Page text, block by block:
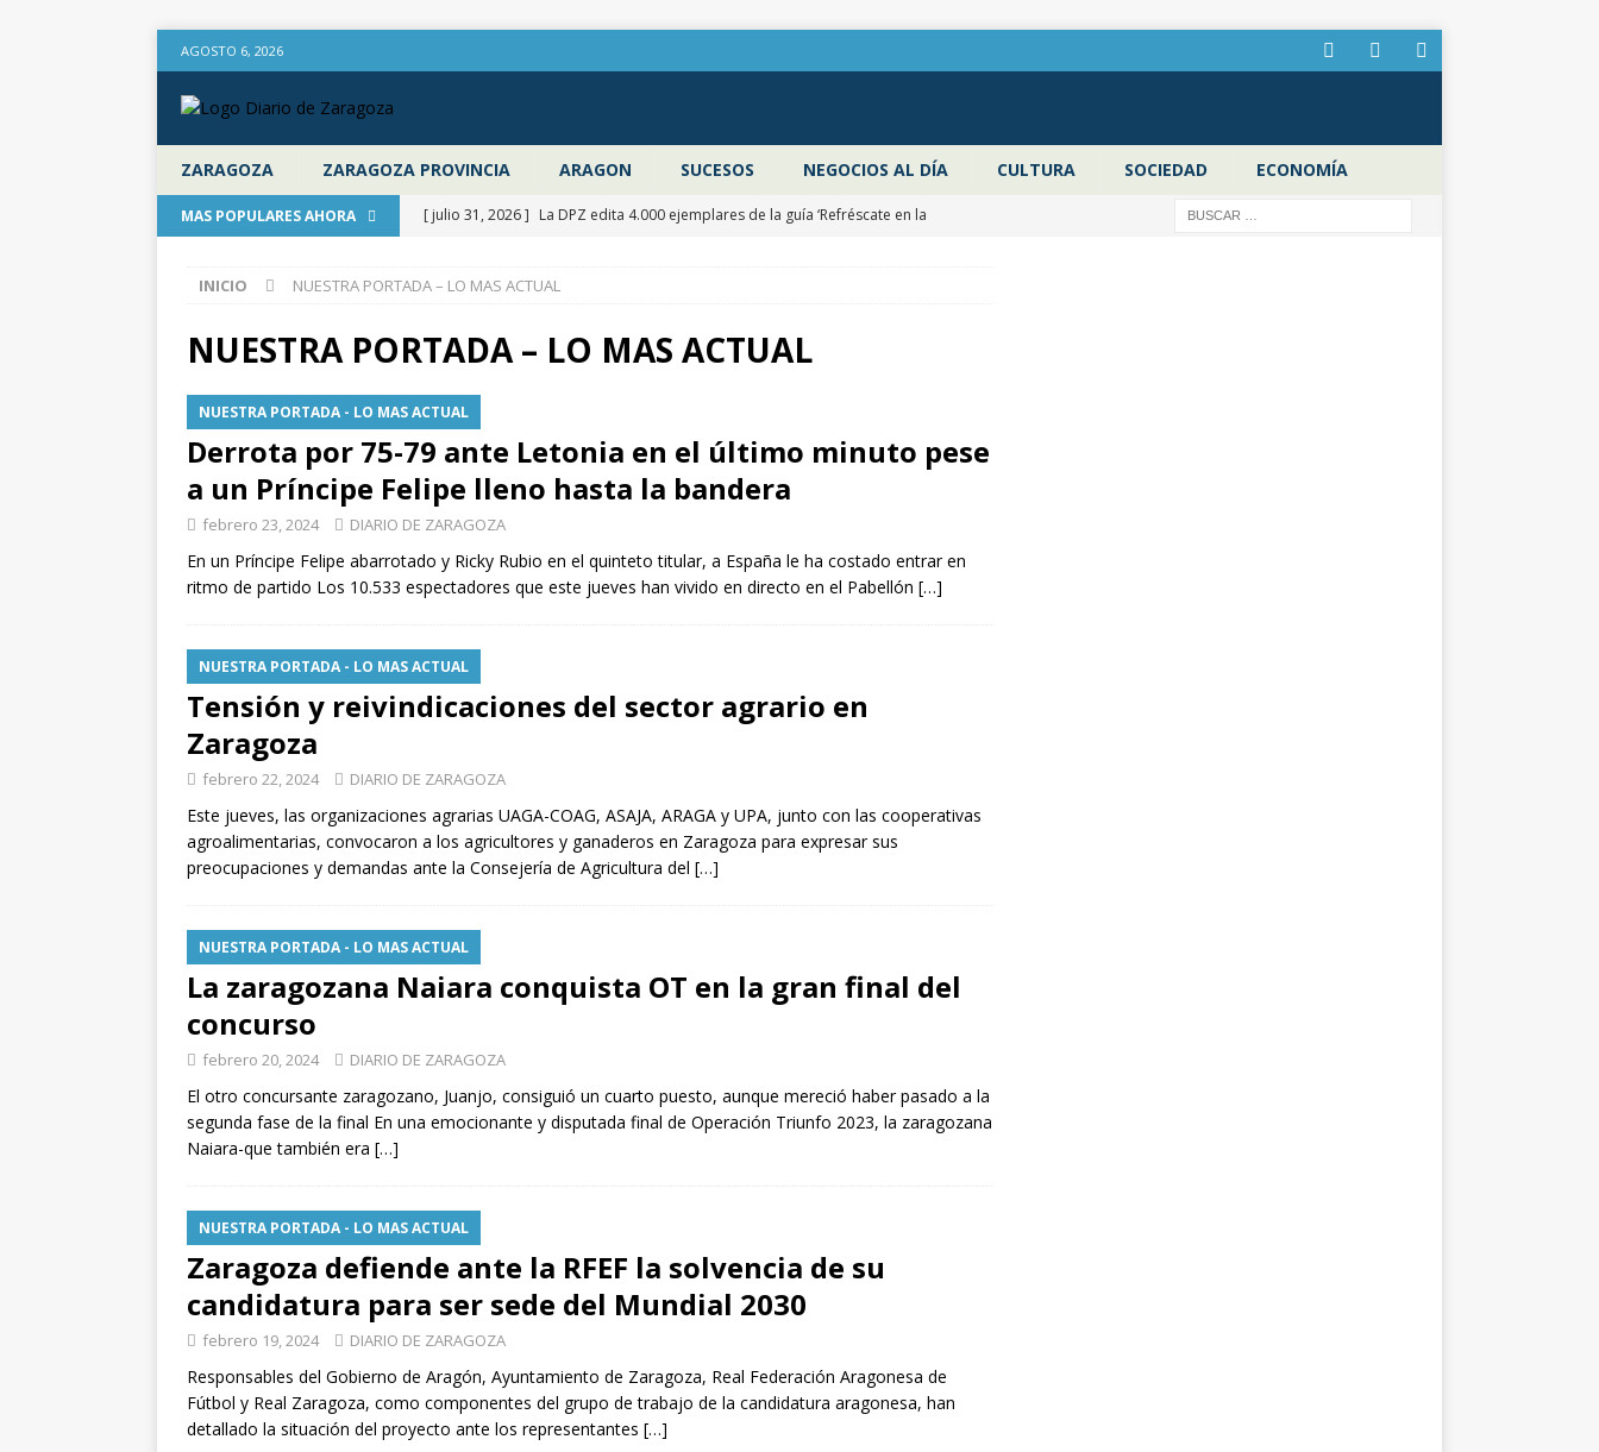
AGOSTO 6, 2026
ZARAGOZA ZARAGOZA PROVINCIA ARAGON SUCESOS NEGOCIOS AL DÍA CULTURA SOCIEDAD ECONOMÍA
MAS POPULARES AHORA [ julio 31, 2026 ] La DPZ edita 4.000 ejemplares de la guía ‘Refréscate en la
aire libre en el verano
[ julio 31, 2026 ]
Pancho Varona abre este sábado el Festival Veruela Verano de la
[ julio 31, 2026 ]
actualiza al IPC las tasas de residuos y abastecimiento de agua
ZARAGOZA
[ julio 31, 2026 ] La Diputación de Zaragoza finaliza la restauración de la capilla
ZARAGOZA PROVINCIA
interceptaron poco después de robar en el interior de más de media docena de
vehículos
ZARAGOZA
INICIO NUESTRA PORTADA – LO MAS ACTUAL
NUESTRA PORTADA – LO MAS ACTUAL
NUESTRA PORTADA - LO MAS ACTUAL
Derrota por 75-79 ante Letonia en el último minuto pese
a un Príncipe Felipe lleno hasta la bandera
febrero 23, 2024 DIARIO DE ZARAGOZA
En un Príncipe Felipe abarrotado y Ricky Rubio en el quinteto titular, a España le ha costado entrar en
ritmo de partido Los 10.533 espectadores que este jueves han vivido en directo en el Pabellón […]
NUESTRA PORTADA - LO MAS ACTUAL
Tensión y reivindicaciones del sector agrario en
Zaragoza
febrero 22, 2024 DIARIO DE ZARAGOZA
Este jueves, las organizaciones agrarias UAGA-COAG, ASAJA, ARAGA y UPA, junto con las cooperativas
agroalimentarias, convocaron a los agricultores y ganaderos en Zaragoza para expresar sus
preocupaciones y demandas ante la Consejería de Agricultura del […]
NUESTRA PORTADA - LO MAS ACTUAL
La zaragozana Naiara conquista OT en la gran final del
concurso
febrero 20, 2024 DIARIO DE ZARAGOZA
El otro concursante zaragozano, Juanjo, consiguió un cuarto puesto, aunque mereció haber pasado a la
segunda fase de la final En una emocionante y disputada final de Operación Triunfo 2023, la zaragozana
Naiara-que también era […]
NUESTRA PORTADA - LO MAS ACTUAL
Zaragoza defiende ante la RFEF la solvencia de su
candidatura para ser sede del Mundial 2030
febrero 19, 2024 DIARIO DE ZARAGOZA
Responsables del Gobierno de Aragón, Ayuntamiento de Zaragoza, Real Federación Aragonesa de
Fútbol y Real Zaragoza, como componentes del grupo de trabajo de la candidatura aragonesa, han
detallado la situación del proyecto ante los representantes […]